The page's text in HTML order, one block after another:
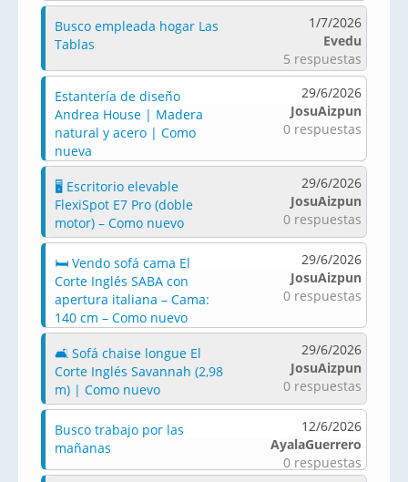
Busco empleada hogar Las
Tablas
1/7/2026
Evedu
5 respuestas
Estantería de diseño
Andrea House | Madera
natural y acero | Como
nueva
29/6/2026
JosuAizpun
0 respuestas
🖥️ Escritorio elevable
FlexiSpot E7 Pro (doble
motor) – Como nuevo
29/6/2026
JosuAizpun
0 respuestas
🛏️ Vendo sofá cama El
Corte Inglés SABA con
apertura italiana – Cama:
140 cm – Como nuevo
29/6/2026
JosuAizpun
0 respuestas
🛋️ Sofá chaise longue El
Corte Inglés Savannah (2,98
m) | Como nuevo
29/6/2026
JosuAizpun
0 respuestas
Busco trabajo por las
mañanas
12/6/2026
AyalaGuerrero
0 respuestas